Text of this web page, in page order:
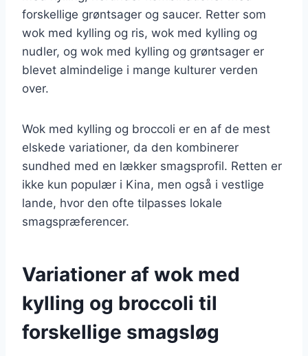
forskellige grøntsager og saucer. Retter som
wok med kylling og ris, wok med kylling og
nudler, og wok med kylling og grøntsager er
blevet almindelige i mange kulturer verden
over.
Wok med kylling og broccoli er en af de mest
elskede variationer, da den kombinerer
sundhed med en lækker smagsprofil. Retten er
ikke kun populær i Kina, men også i vestlige
lande, hvor den ofte tilpasses lokale
smagspræferencer.
Variationer af wok med
kylling og broccoli til
forskellige smagsløg